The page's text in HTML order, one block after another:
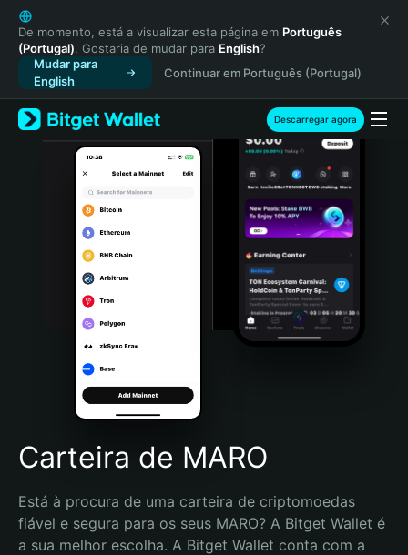
English
日本語
Tiếng Việt
Русский
Español (Latinoamérica)
Türkçe
Italiano
Português (Portugal)
Bahasa Indonesia
Português (Brasil)
Español (Argentina)
De momento, está a visualizar esta página em Português
(Portugal). Gostaria de mudar para English?
Mudar para
English
Continuar em Português (Portugal)
Descarregar agora
Carteira de MARO
Está à procura de uma carteira de criptomoedas
fiável e segura para os seus MARO? A Bitget Wallet é
a sua melhor escolha. A Bitget Wallet conta com a